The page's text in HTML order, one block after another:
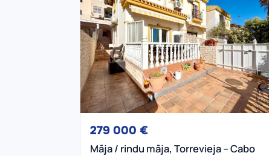
279 000 €
Māja / rindu māja, Torrevieja – Cabo